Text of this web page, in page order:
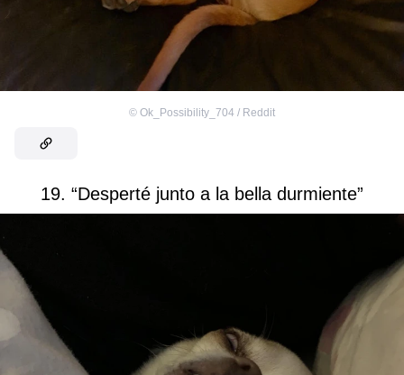
© Ok_Possibility_704 / Reddit
19. “Desperté junto a la bella durmiente”